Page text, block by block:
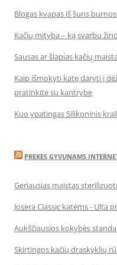
Blogas kvapas iš šuns
Kačių mityba – ką svarbu
Sausas ar šlapias kačių
Kaip išmokyti katę daryti į
pratinkite su kantrybe
Kuo ypatingas Silikoninis
PREKES GYVUNAMS
Geriausias maistas
Josera Classic katėms - Ulta
Aukščiausios kokybės
Skirtingos kačių draskyklių